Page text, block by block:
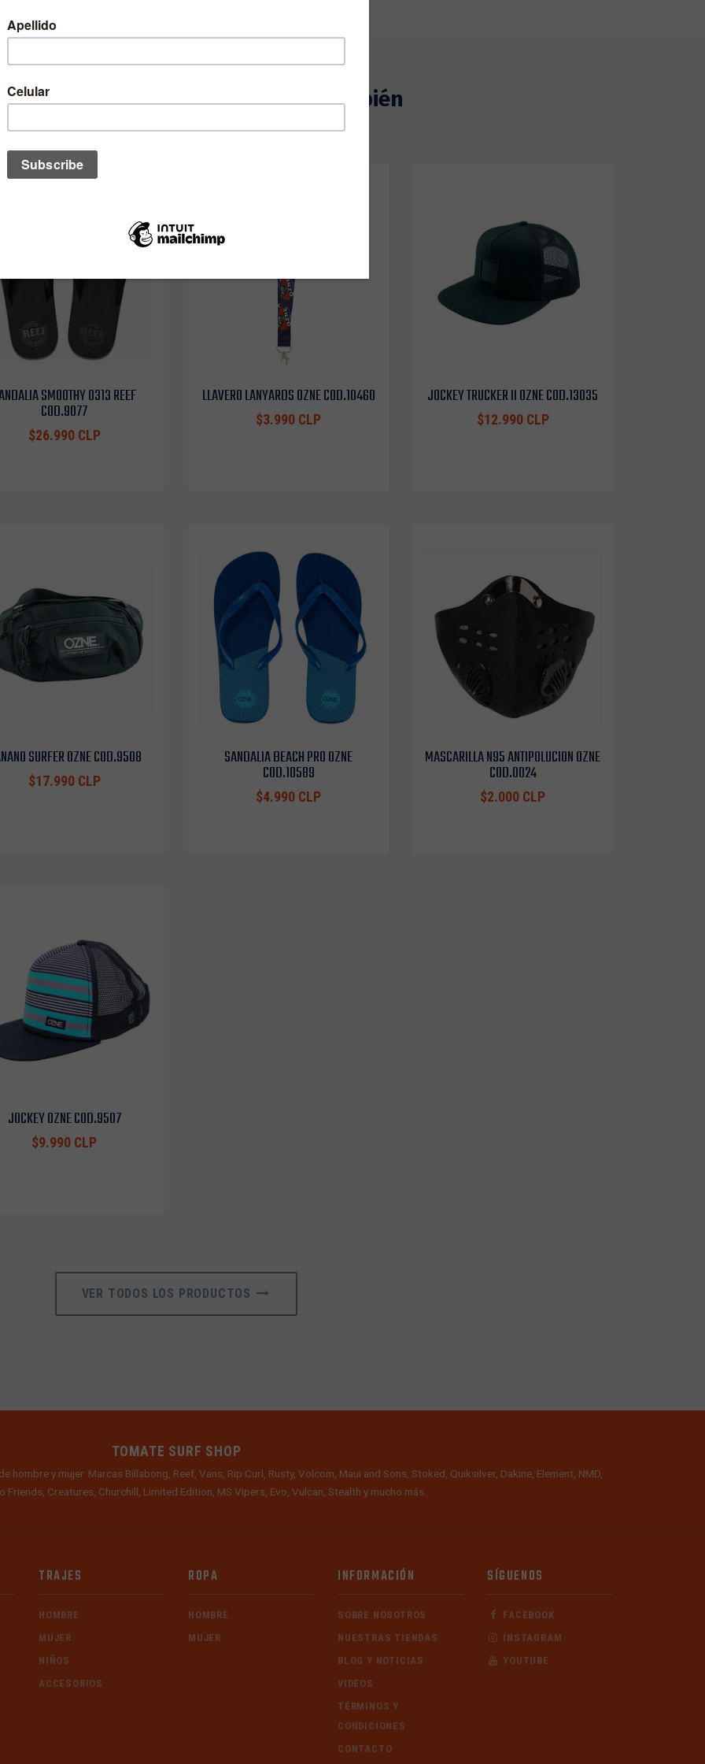
de estos te podría interesar también
SMOOTHY 0313 REEF
COD.9077
$26.990 CLP
LLAVERO LANYARDS OZNE COD.10460
$3.990 CLP
JOCKEY TRUCKER II OZNE COD.13035
$12.990 CLP
SURFER OZNE COD.9508
$17.990 CLP
SANDALIA BEACH PRO OZNE
COD.10589
$4.990 CLP
MASCARILLA N95 ANTIPOLUCION OZNE
COD.0024
$2.000 CLP
JOCKEY OZNE COD.9507
$9.990 CLP
VER TODOS LOS PRODUCTOS
TOMATE SURF SHOP
y mujer. Marcas Billabong, Reef, Vans, Rip Curl, Rusty, Volcom, Maui and Sons, Stoked, Quiksilver, Dakine, Element, NMD,
Friends, Creatures, Churchill, Limited Edition, MS Vipers, Evo, Vulcan, Stealth y mucho más.
TRAJES
HOMBRE
MUJER
NIÑOS
ACCESORIOS
ROPA
HOMBRE
MUJER
INFORMACIÓN
SOBRE NOSOTROS
NUESTRAS TIENDAS
BLOG Y NOTICIAS
VIDEOS
TÉRMINOS Y
CONDICIONES
CONTACTO
SÍGUENOS
FACEBOOK
INSTAGRAM
YOUTUBE